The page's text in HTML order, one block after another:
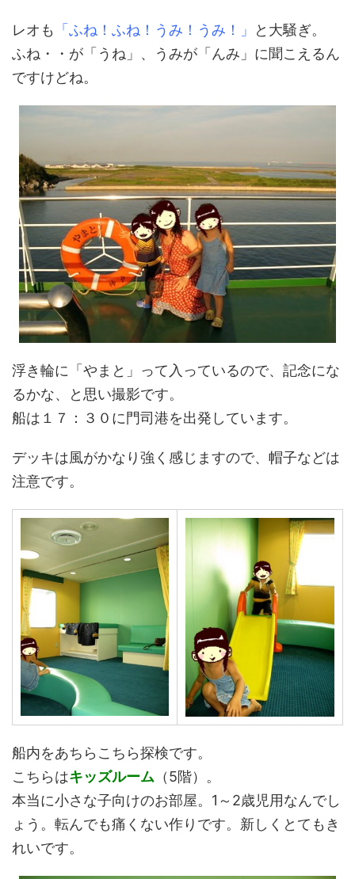
レオも 「ふね！ふね！うみ！うみ！」
と大騒ぎ。
ふね・・が「うね」、うみが「んみ」に聞こえるん
ですけどね。
浮き輪に「やまと」って入っているので、記念にな
るかな、と思い撮影です。
船は１７：３０に門司港を出発しています。
デッキは風がかなり強く感じますので、帽子などは
注意です。
船内をあちらこちら探検です。
こちらはキッズルーム （5階）。
本当に小さな子向けのお部屋。1～2歳児用なんでし
ょう。転んでも痛くない作りです。新しくとてもき
れいです。